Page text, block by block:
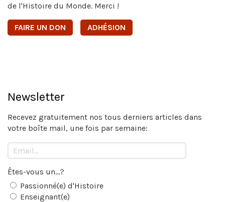
de l'Histoire du Monde. Merci !
FAIRE UN DON ADHÉSION
Newsletter
Recevez gratuitement nos tous derniers articles dans
votre boîte mail, une fois par semaine:
Êtes-vous un...?
Passionné(e) d'Histoire
Enseignant(e)